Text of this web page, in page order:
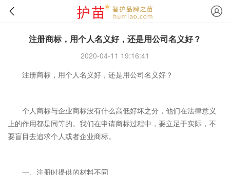
注册商标，用个人名义好，还是用公司名义好？
2020-04-11 19:16:41
注册商标，用个人名义好，还是用公司名义好？
个人商标与企业商标没有什么高低好坏之分，他们在法律意义
上的作用都是同等的。我们在申请商标过程中，要立足于实际，不
要盲目去追求个人或者企业商标。
一、注册时提供的材料不同